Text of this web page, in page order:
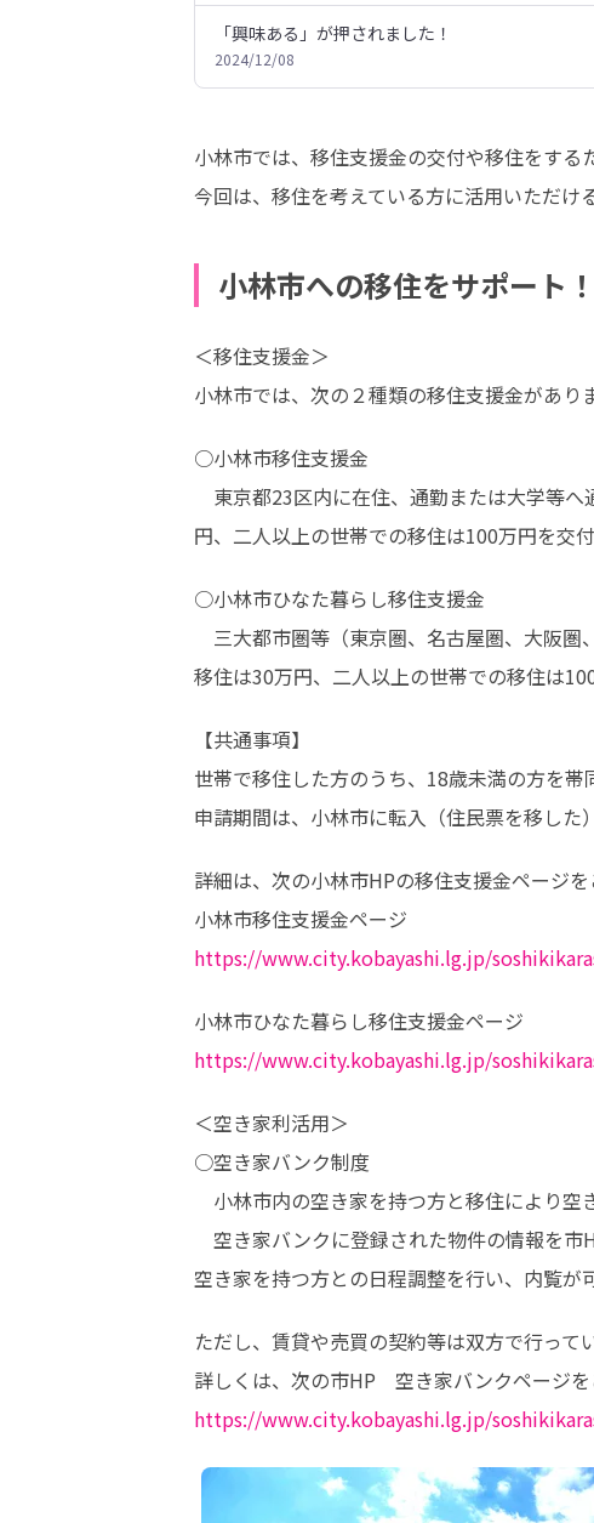
「興味ある」が押されました！
2024/12/08
小林市では、移住支援金の交付や移住をする
今回は、移住を考えている方に活用いただけ
小林市への移住をサポート！
＜移住支援金＞
小林市では、次の２種類の移住支援金があり
○小林市移住支援金
東京都23区内に在住、通勤または大学等
円、二人以上の世帯での移住は100万円を交付
○小林市ひなた暮らし移住支援金
三大都市圏等（東京圏、名古屋圏、大阪圏
移住は30万円、二人以上の世帯での移住は
【共通事項】
世帯で移住した方のうち、18歳未満の方を
申請期間は、小林市に転入（住民票を移した
詳細は、次の小林市HPの移住支援金ページを
https://www.city.kobayashi.lg.jp/
https://www.city.kobayashi.lg.jp/
＜空き家利活用＞
○空き家バンク制度
小林市内の空き家を持つ方と移住により空
空き家バンクに登録された物件の情報を市
空き家を持つ方との日程調整を行い、内覧が
ただし、賃貸や売買の契約等は双方で行って
https://www.city.kobayashi.lg.jp/